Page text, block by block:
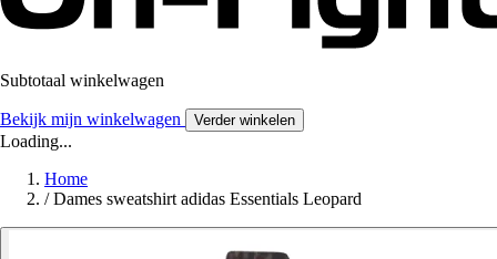
Subtotaal winkelwagen
Bekijk mijn winkelwagen Verder winkelen
Loading...
Home
/ Dames sweatshirt adidas Essentials Leopard